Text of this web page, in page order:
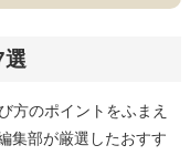
選
方のポイントをふまえ
集部が厳選したおすす